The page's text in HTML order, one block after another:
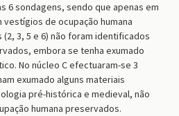
6 sondagens, sendo que apenas em
de ocupação humana
3, 5 e 6) não foram identificados
embora se tenha exumado
No núcleo C efectuaram-se 3
exumado alguns materiais
pré-histórica e medieval, não
humana preservados.